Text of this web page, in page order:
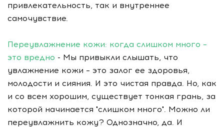
привлекательность, так и внутреннее
самочувствие.
Переувлажнение кожи: когда слишком много –
это вредно - Мы привыкли слышать, что
увлажнение кожи – это залог ее здоровья,
молодости и сияния. И это чистая правда. Но, как
и со всем хорошим, существует тонкая грань, за
которой начинается "слишком много". Можно ли
переувлажнить кожу? Однозначно, да. И